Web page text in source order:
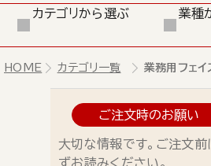
カテゴリから選ぶ 業種
HOME カテゴリ一覧 業務用フェイ
ご注文時のお願い
大切な情報です。ご注文前
ずお読みください。